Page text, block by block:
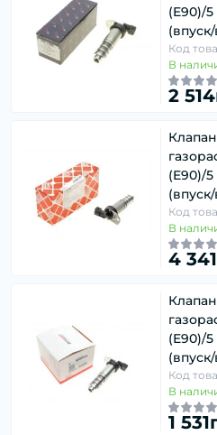
(E90)/5
Код
В
2
(E90)/5
Код
В
4
(E90)/5
Код
В
1